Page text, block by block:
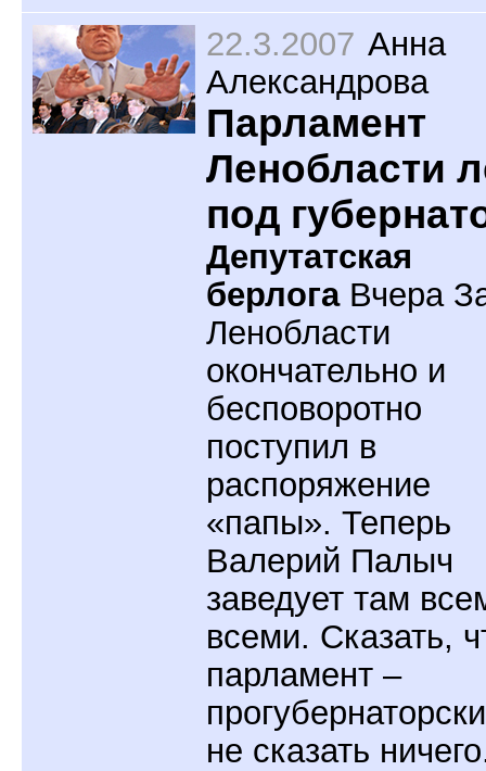
22.3.2007 Анна
Александрова
Парламент
Ленобласти
под
Депутатская
берлогаВчера
Ленобласти
окончательно и
бесповоротно
поступил в
распоряжение
«папы». Теперь
Валерий Палыч
заведует там
всеми. Сказать,
парламент –
не сказать